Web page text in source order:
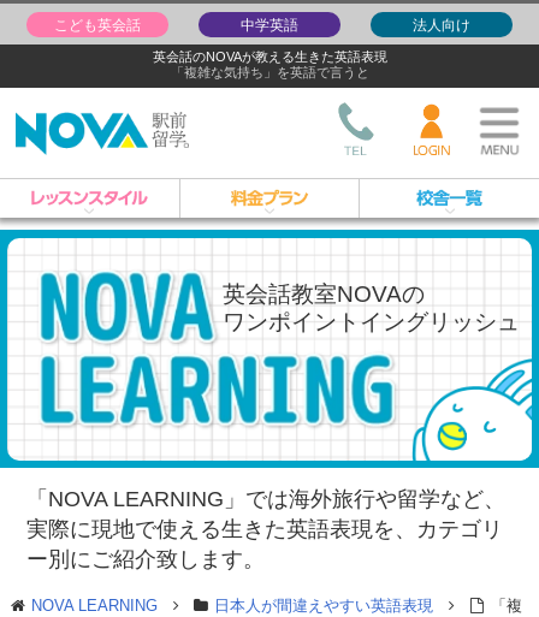
英会話のNOVAが教える生きた英語表現
「複雑な気持ち」を英語で言うと
こども英会話 中学英語 法人向け
英会話教室NOVAの
ワンポイントイングリッシュ
「NOVA LEARNING」では海外旅行や留学など、
実際に現地で使える生きた英語表現を、 カテゴリ
ー別にご紹介致します。
NOVA LEARNING 日本人が間違えやすい英語表現
「複